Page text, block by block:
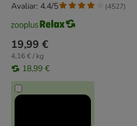
19,99 €
4,16 € / kg
18,99 €
Avaliar: 4.4/5 (4527)